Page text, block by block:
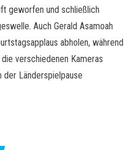
geworfen und schließlich
Auch Gerald Asamoah
abholen, während
verschiedenen Kameras
Länderspielpause